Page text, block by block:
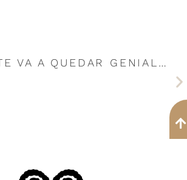
VA A QUEDAR GENIAL…